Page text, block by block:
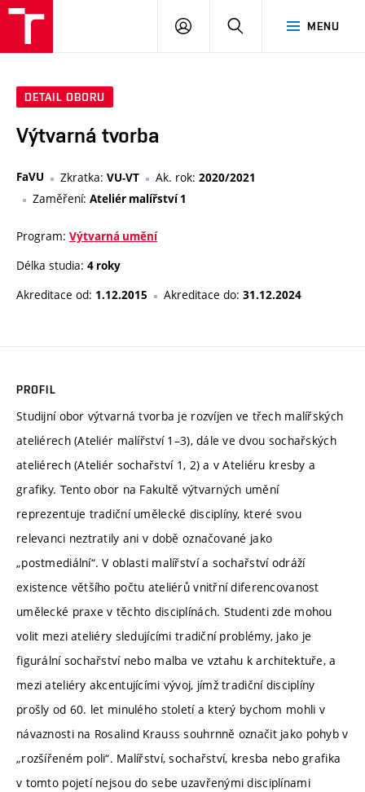
MENU
PŘIHLÁSIT
DETAIL OBORU
Výtvarná tvorba
FaVU Zkratka: VU-VT Ak. rok: 2020/2021
Zaměření: Ateliér malířství 1
Program: Výtvarná umění
Délka studia: 4 roky
Akreditace od: 1.12.2015 Akreditace do: 31.12.2024
PROFIL
Studijní obor výtvarná tvorba je rozvíjen ve třech malířských
ateliérech (Ateliér malířství 1–3), dále ve dvou sochařských
ateliérech (Ateliér sochařství 1, 2) a v Ateliéru kresby a
grafiky. Tento obor na Fakultě výtvarných umění
reprezentuje tradiční umělecké disciplíny, které svou
relevanci neztratily ani v době označované jako
„postmediální“. V oblasti malířství a sochařství odráží
existence většího počtu ateliérů vnitřní diferencovanost
umělecké praxe v těchto disciplínách. Studenti zde mohou
volit mezi ateliéry sledujícími tradiční problémy, jako je
figurální sochařství nebo malba ve vztahu k architektuře, a
mezi ateliéry akcentujícími vývoj, jímž tradiční disciplíny
prošly od 60. let minulého století a který bychom mohli v
návaznosti na Rosalind Krauss souhrnně označit jako pohyb v
„rozšířeném poli“. Malířství, sochařství, kresba nebo grafika
v tomto pojetí nejsou do sebe uzavřenými disciplínami